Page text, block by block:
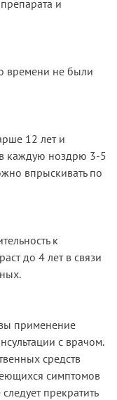
и
времени не были
12 лет и
каждую ноздрю 3-5
впрыскивать по
к
до 4 лет в связи
применение
с врачом.
средств
симптомов
прекратить